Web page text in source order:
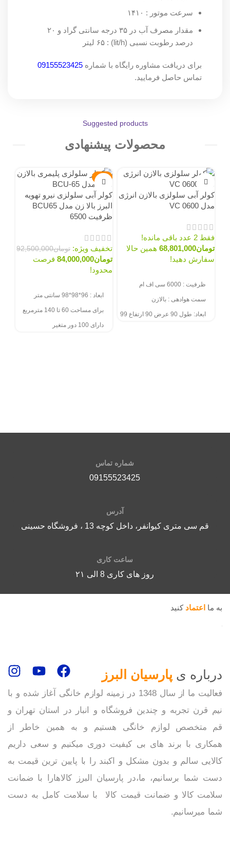
سرعت موتور : ۱۴۱۰
مقدار مصرف آب در ۳۵ درجه سانتی گراد و ۲۰
درصد رطوبت نسبی (lit/h) : ۶۵ لیتر
برای دریافت مشاوره رایگاه با شماره 09155523425
تماس حاصل فرمایید.
Suggested products
محصولات پیشنهادی
کولر آبی سلولزی بالازن انرژی
مدل VC 0600
فقط 2 عدد باقی مانده!
تومان68,801,000 همین حالا
سفارش دهید!
ظرفیت : 6000 سی اف ام
سمت هوادهی : بالازن
ابعاد:
طول 90 عرض 90 ارتفاع 99
-9%
کولر آبی سلولزی نیرو تهویه
البرز بالا زن مدل BCU65
ظرفیت 6500
تخفیف ویژه: تومان92,500,000
تومان84,000,000 فرصت
محدود!
ابعاد : 96*98*98 سانتی متر
برای مساحت 60 تا 140 مترمربع
دارای 100 دور متغیر
شماره تماس
09155523425
آدرس
قم سی متری کیوانفر، داخل کوچه 13 ، فروشگاه حسینی
ساعت کاری
روز های کاری 8 الی ۲۱
درباره ی پارسیان البرز
فعالیت ما از سال 1348 در زمینه لوازم خانگی آغاز شده و با
نیم قرن تجربه و چندین فروشگاه و انبار در استان تهران و
قم متخصص لوازم خانگی هستیم و به همین خاطر از
همکاری با برند های بی کیفیت دوری میکنیم و سعی داریم
کالایی سالم و بدون مشکل و اکبند را با پایین ترین قیمت به
دست شما برسانیم، ما،در پارسیان البرز کالاهارا با ضمانت
سلامت کالا و ضمانت قیمت کالا با سلامت کامل به دست
شما میرسانیم.
به ما اعتماد کنید